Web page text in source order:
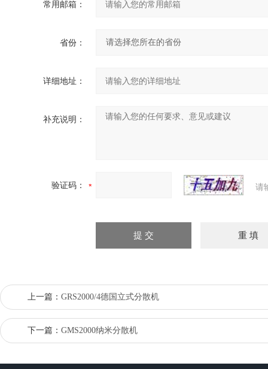
常用邮箱：
省份：
详细地址：
补充说明：
验证码： 请
上一篇： GRS2000/4德国立式分散机
下一篇： GMS2000纳米分散机